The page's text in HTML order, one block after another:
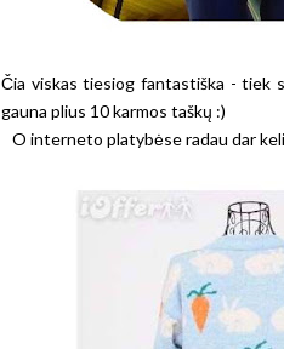
Čia viskas tiesiog fantastiška - tiek
gauna plius 10 karmos taškų :)
O interneto platybėse radau dar